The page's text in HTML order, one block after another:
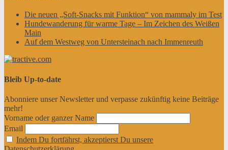
Die neuen „Soft-Snacks mit Funktion“ von mammaly im Test
Hundewanderung für warme Tage – Im Zeichen des Weißen
Main
Auf dem Westweg von Untersteinach nach Immenreuth
Bleib Up-to-date
Abonniere unser Newsletter und verpasse zukünftig keine Beiträge
mehr!
Vorname oder ganzer Name
Email
Indem Du fortfährst, akzeptierst Du unsere